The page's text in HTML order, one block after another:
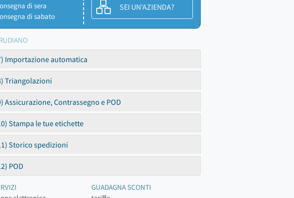
di sera
di sabato
SEI UN'AZIENDA?
Importazione automatica
Triangolazioni
Assicurazione, Contrassegno e POD
Stampa le tue etichette
Storico spedizioni
POD
GUADAGNA SCONTI